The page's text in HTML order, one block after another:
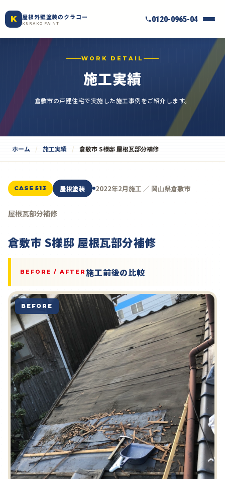
K 屋根外壁塗装のクラコー
KURAKO PAINT 0120-0965-04
WORK DETAIL
施工実績
倉敷市の戸建住宅で実施した施工事例をご紹介します。
ホーム 施工実績 倉敷市 S様邸 屋根瓦部分補修
CASE 513 屋根塗装 2022年2月施工 ／ 岡山県倉敷市
屋根瓦部分補修
倉敷市 S様邸 屋根瓦部分補修
BEFORE / AFTER 施工前後の比較
BEFORE